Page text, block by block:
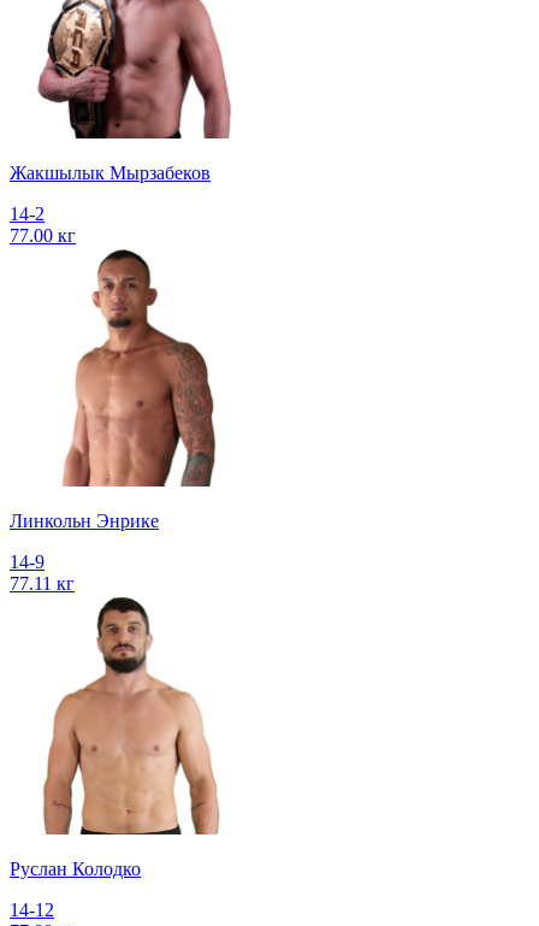
Жакшылык Мырзабеков
14-2
77.00 кг
Линкольн Энрике
14-9
77.11 кг
Руслан Колодко
14-12